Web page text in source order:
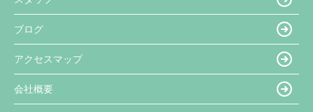
ブログ
アクセスマップ
会社概要